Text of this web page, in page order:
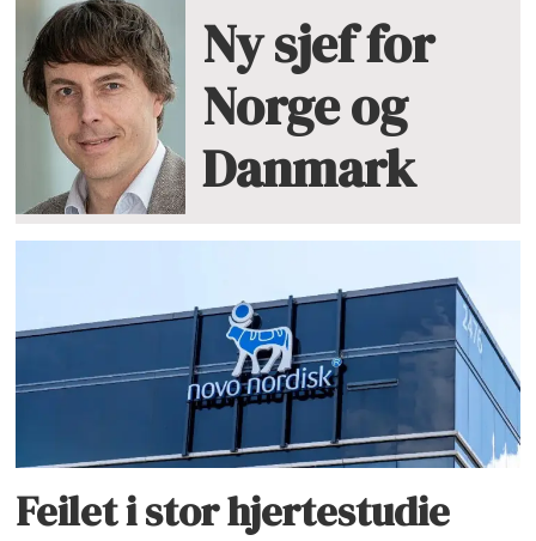
Ny sjef for
Norge og
Danmark
Feilet i stor hjertestudie